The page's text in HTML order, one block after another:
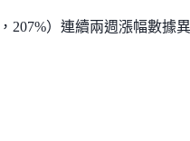
207%）連續兩週漲幅數據